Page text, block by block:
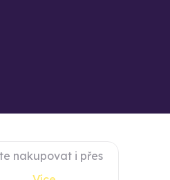
nakupovat i přes